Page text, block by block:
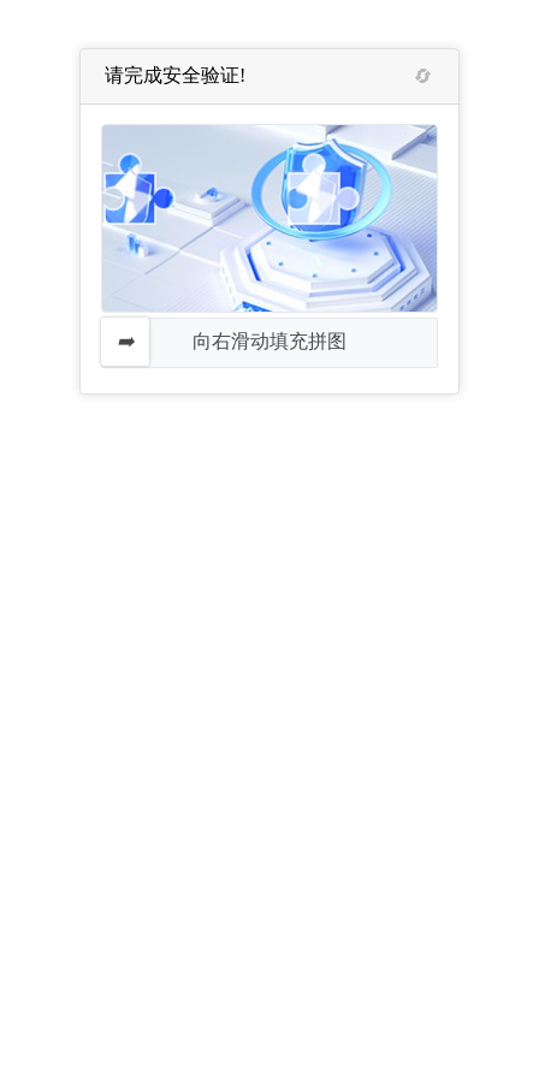
请完成安全验证!
向右滑动填充拼图